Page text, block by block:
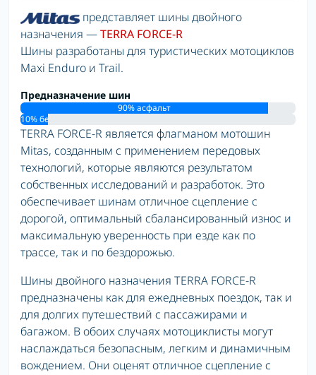
представляет шины двойного
назначения —TERRA FORCE-R
Шины разработаны для туристических мотоциклов
Maxi Enduro и Trail.
Предназначение шин
90% асфальт
10% бездорожье
TERRA FORCE-R является флагманом мотошин
Mitas, созданным с применением передовых
технологий, которые являются результатом
собственных исследований и разработок. Это
обеспечивает шинам отличное сцепление с
дорогой, оптимальный сбалансированный износ и
максимальную уверенность при езде как по
трассе, так и по бездорожью.
Шины двойного назначения TERRA FORCE-R
предназначены как для ежедневных поездок, так и
для долгих путешествий с пассажирами и
багажом. В обоих случаях мотоциклисты могут
наслаждаться безопасным, легким и динамичным
вождением. Они оценят отличное сцепление с